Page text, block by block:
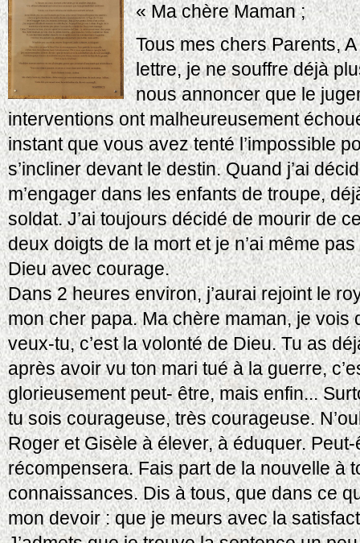
« Ma chère Maman ;
Tous mes chers Parents,
lettre, je ne souffre déjà
nous annoncer que le
interventions ont malheureusement
instant que vous avez tenté l’impossible
s’incliner devant le destin. Quand j’ai
m’engager dans les enfants de troupe,
soldat. J’ai toujours décidé de mourir de
deux doigts de la mort et je n’ai même
Dieu avec courage.
Dans 2 heures environ, j’aurai rejoint le
mon cher papa. Ma chère maman, je vois
veux-tu, c’est la volonté de Dieu. Tu as
après avoir vu ton mari tué à la guerre,
glorieusement peut- être, mais enfin...
tu sois courageuse, très courageuse.
Roger et Gisèle à élever, à éduquer.
récompensera. Fais part de la nouvelle à
connaissances. Dis à tous, que dans ce
mon devoir : que je meurs avec la